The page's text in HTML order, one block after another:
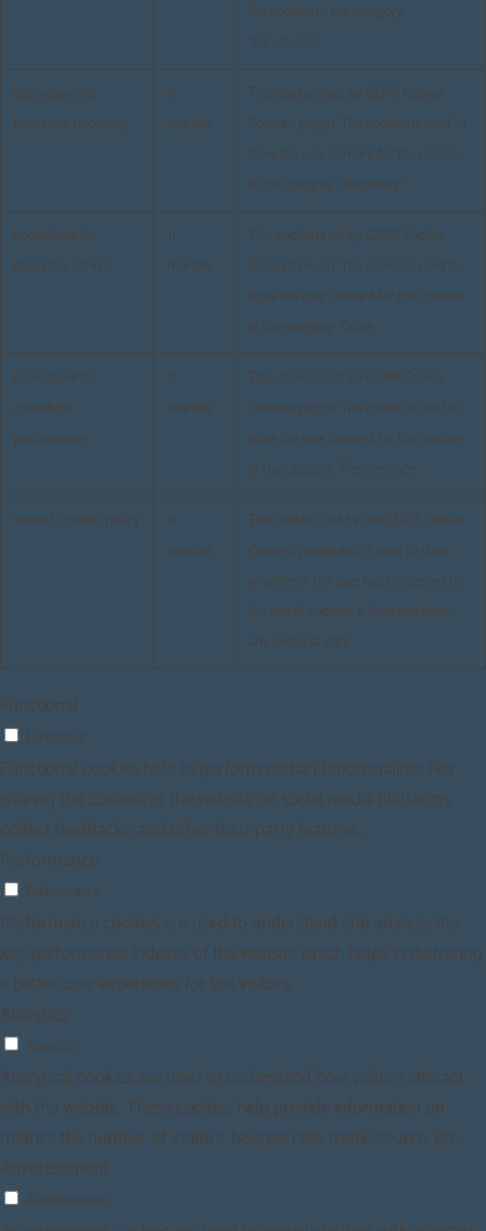
the cookies in the category
"Functional".
cookielawinfo-
checkbox-necessary
11
months
This cookie is set by GDPR Cookie
Consent plugin. The cookies is used to
store the user consent for the cookies
in the category "Necessary".
cookielawinfo-
checkbox-others
11
months
This cookie is set by GDPR Cookie
Consent plugin. The cookie is used to
store the user consent for the cookies
in the category "Other.
cookielawinfo-
checkbox-
performance
11
months
This cookie is set by GDPR Cookie
Consent plugin. The cookie is used to
store the user consent for the cookies
in the category "Performance".
viewed_cookie_policy
11
months
The cookie is set by the GDPR Cookie
Consent plugin and is used to store
whether or not user has consented to
the use of cookies. It does not store
any personal data.
Functional
Functional
Functional cookies help to perform certain functionalities like
sharing the content of the website on social media platforms,
collect feedbacks, and other third-party features.
Performance
Performance
Performance cookies are used to understand and analyze the
key performance indexes of the website which helps in delivering
a better user experience for the visitors.
Analytics
Analytics
Analytical cookies are used to understand how visitors interact
with the website. These cookies help provide information on
metrics the number of visitors, bounce rate, traffic source, etc.
Advertisement
Advertisement